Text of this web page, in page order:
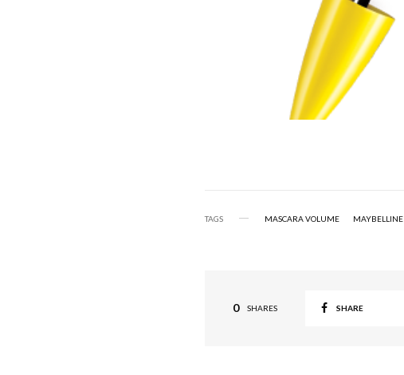
TAGS MASCARA VOLUME MAYBELLINE
0 SHARES SHARE